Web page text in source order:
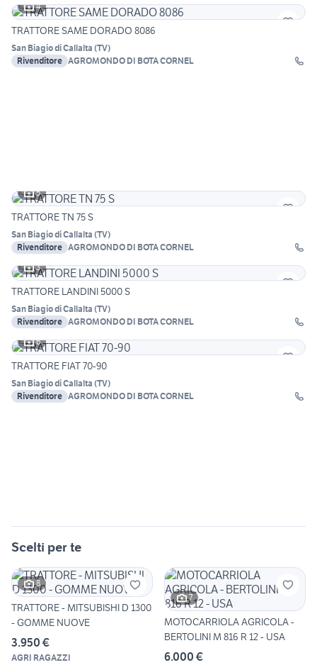
4
TRATTORE SAME DORADO 8086
San Biagio di Callalta (TV)
Rivenditore AGROMONDO DI BOTA CORNEL
5
TRATTORE TN 75 S
San Biagio di Callalta (TV)
Rivenditore AGROMONDO DI BOTA CORNEL
3
TRATTORE LANDINI 5000 S
San Biagio di Callalta (TV)
Rivenditore AGROMONDO DI BOTA CORNEL
6
TRATTORE FIAT 70-90
San Biagio di Callalta (TV)
Rivenditore AGROMONDO DI BOTA CORNEL
Scelti per te
8
TRATTORE - MITSUBISHI D 1300
- GOMME NUOVE
3.950 €
AGRI RAGAZZI
7
MOTOCARRIOLA AGRICOLA -
BERTOLINI M 816 R 12 - USA
6.000 €